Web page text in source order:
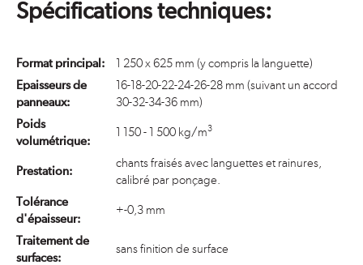
Spécifications techniques:
Format principal:
1 250 x 625 mm (y compris la languette)
Epaisseurs de
panneaux:
16-18-20-22-24-26-28 mm (suivant un accord
30-32-34-36 mm)
Poids
volumétrique:
1 150 - 1 500 kg/m3
Prestation:
chants fraisés avec languettes et rainures,
calibré par ponçage.
Tolérance
d'épaisseur:
+-0,3 mm
Traitement de
surfaces:
sans finition de surface